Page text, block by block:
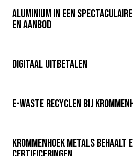
Aluminium in een
en aanbod
Digitaal uitbetalen
E-Waste recyclen bij
Krommenhoek Metals behaalt